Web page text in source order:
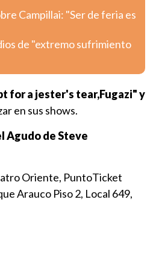
Campillai: "Ser de feria es
de "extremo sufrimiento
for a jester's tear,Fugazi" y
en sus shows.
Agudo de Steve
Oriente, PuntoTicket
Arauco Piso 2, Local 649,